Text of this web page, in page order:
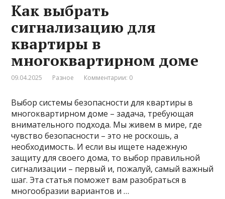
Как выбрать
сигнализацию для
квартиры в
многоквартирном доме
09.04.2025 Разное Комментарии: 0
Выбор системы безопасности для квартиры в
многоквартирном доме – задача, требующая
внимательного подхода. Мы живем в мире, где
чувство безопасности – это не роскошь, а
необходимость. И если вы ищете надежную
защиту для своего дома, то выбор правильной
сигнализации – первый и, пожалуй, самый важный
шаг. Эта статья поможет вам разобраться в
многообразии вариантов и …